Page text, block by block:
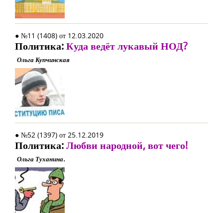
● №11 (1408) от 12.03.2020
Политика:Куда ведёт лукавый НОД?
Ольга Купчинская
● №52 (1397) от 25.12.2019
Политика:Любви народной, вот чего!
Ольга Туханина.